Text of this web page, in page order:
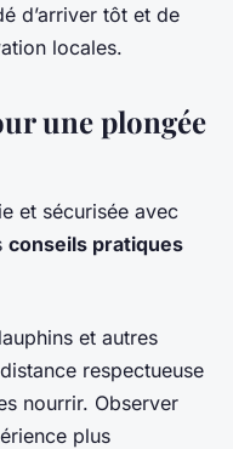
d’arriver tôt et de
locales.
une plongée
et sécurisée avec
conseils pratiques
et autres
respectueuse
nourrir. Observer
plus